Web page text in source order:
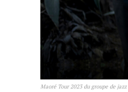
Maoré Tour 2023 du groupe de